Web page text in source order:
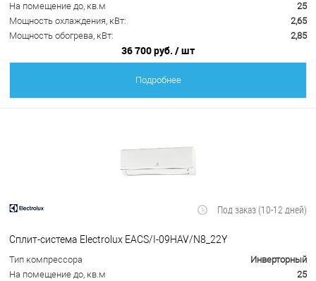
На помещение до, кв.м
25
Мощность охлаждения, кВт:
2,65
Мощность обогрева, кВт:
2,85
36 700 руб. / шт
Подробнее
Под заказ (10-12 дней)
Сплит-система Electrolux EACS/I-09HAV/N8_22Y
Тип компрессора
Инверторный
На помещение до, кв.м
25